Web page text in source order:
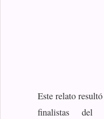
Este relato
finalistas del